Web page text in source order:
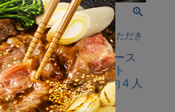
松商が送料全額負担させていただき
ます。
松阪牛・近江牛 肩ロース
すき焼き食べ比べセット
500ｇ（250ｇ×２Ｐ）約４人
前【冷凍】